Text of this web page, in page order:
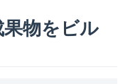
物をビル